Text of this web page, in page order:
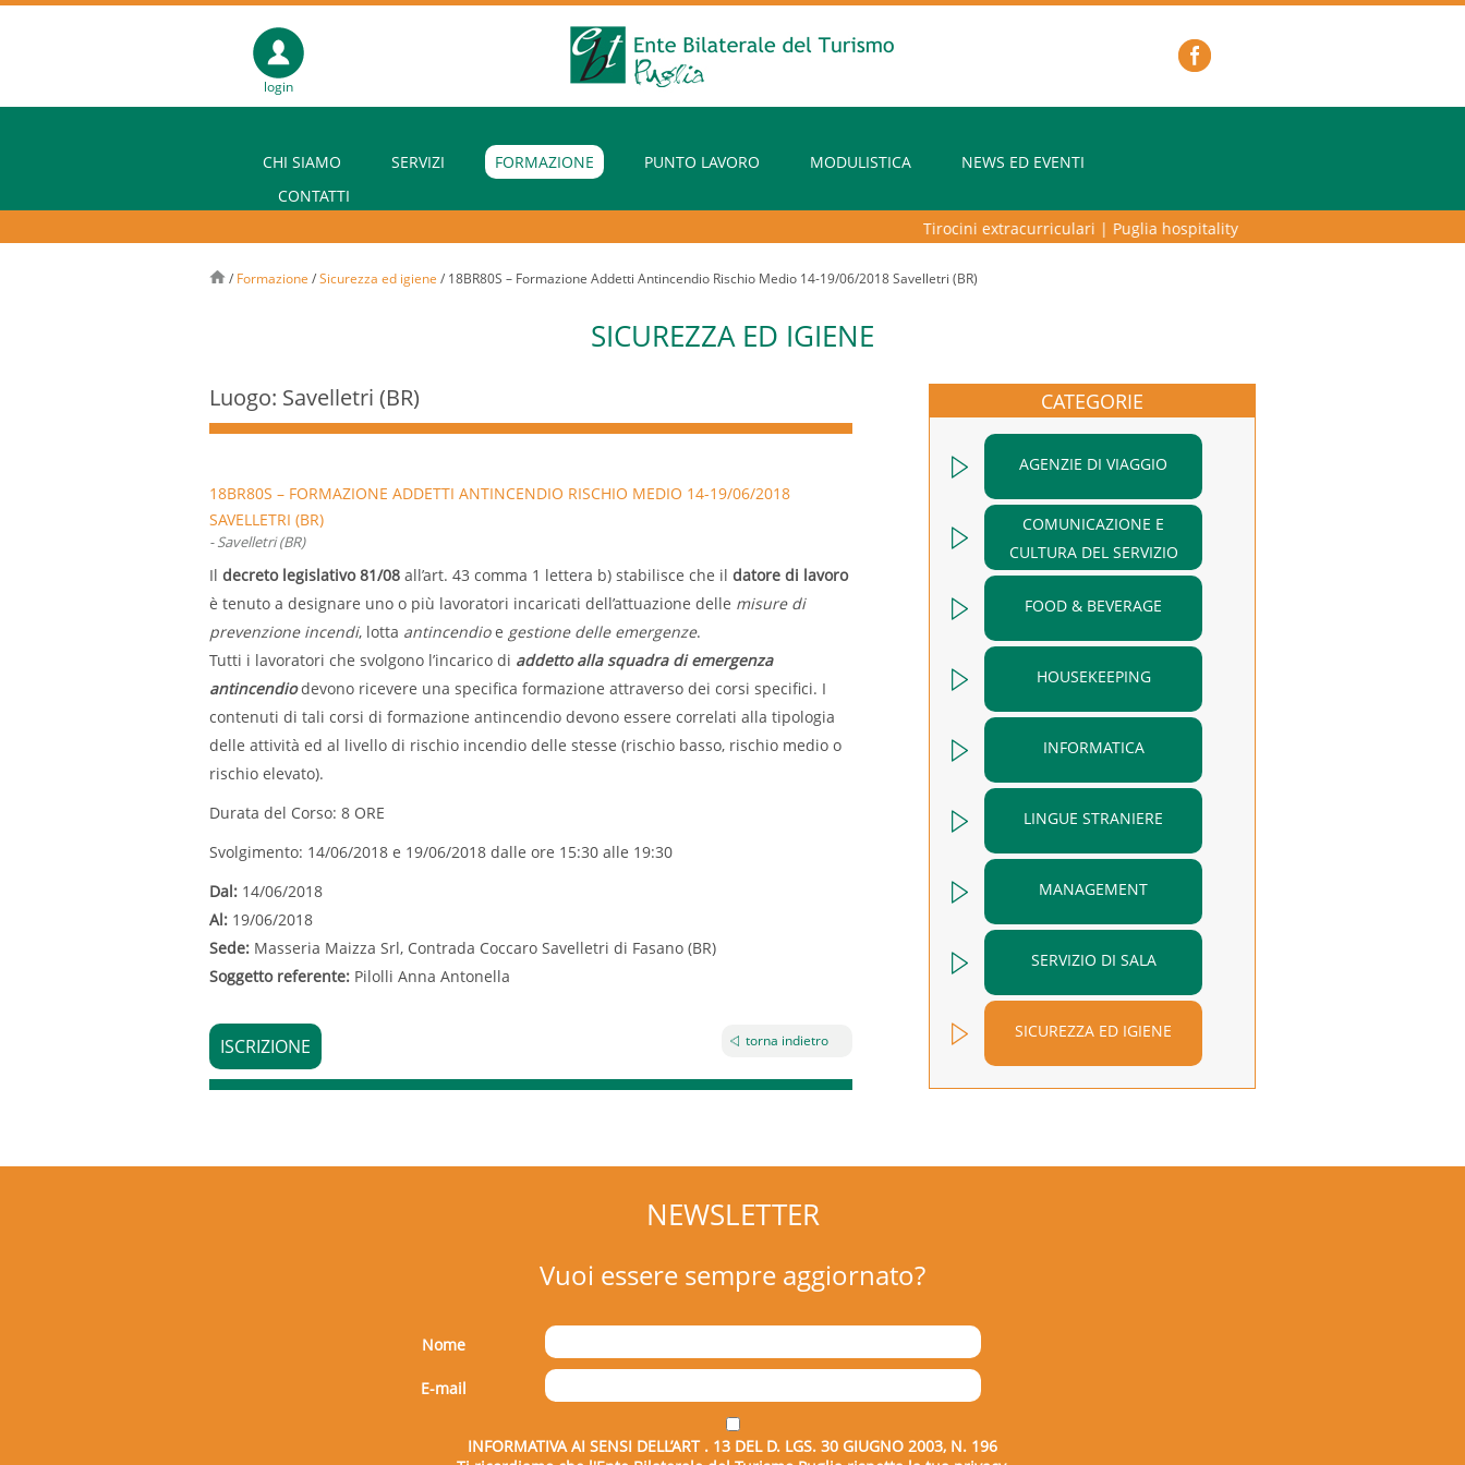
login
CHI SIAMO SERVIZI FORMAZIONE PUNTO LAVORO MODULISTICA
NEWS ED EVENTI
CONTATTI
Tirocini extracurriculari|Puglia hospitality lab – programma di alta
/ Formazione /Sicurezza ed igiene / 18BR80S – Formazione Addetti Antincendio Rischio Medio 14-19/06/2018 Savelletri (BR)
SICUREZZA ED IGIENE
Luogo: Savelletri (BR)
18BR80S – FORMAZIONE ADDETTI ANTINCENDIO RISCHIO MEDIO 14-19/06/2018
SAVELLETRI (BR)
- Savelletri (BR)
Il decreto legislativo 81/08 all’art. 43 comma 1 lettera b) stabilisce che il datore di lavoro
è tenuto a designare uno o più lavoratori incaricati dell’attuazione delle misure di
prevenzione incendi, lotta antincendioe gestione delle emergenze.
Tutti i lavoratori che svolgono l’incarico di addetto alla squadra di emergenza
antincendiodevono ricevere una specifica formazione attraverso dei corsi specifici. I
contenuti di tali corsi di formazione antincendio devono essere correlati alla tipologia
delle attività ed al livello di rischio incendio delle stesse (rischio basso, rischio medio o
rischio elevato).
Durata del Corso: 8 ORE
Svolgimento: 14/06/2018 e 19/06/2018 dalle ore 15:30 alle 19:30
Dal: 14/06/2018
Al: 19/06/2018
Sede: Masseria Maizza Srl, Contrada Coccaro Savelletri di Fasano (BR)
Soggetto referente: Pilolli Anna Antonella
ISCRIZIONE torna indietro
CATEGORIE
AGENZIE DI VIAGGIO
COMUNICAZIONE E
CULTURA DEL SERVIZIO
FOOD & BEVERAGE
HOUSEKEEPING
INFORMATICA
LINGUE STRANIERE
MANAGEMENT
SERVIZIO DI SALA
SICUREZZA ED IGIENE
NEWSLETTER
Vuoi essere sempre aggiornato?
Nome
E-mail
INFORMATIVA AI SENSI DELL’ART . 13 DEL D. LGS. 30 GIUGNO 2003, N. 196